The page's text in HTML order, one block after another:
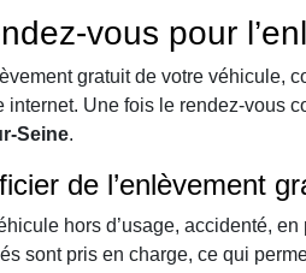
vous pour
gratuit de votre véhicule,
internet. Une fois le rendez-vous
Seine.
de l’enlèvement
hors d’usage, accidenté,
sont pris en charge, ce qui